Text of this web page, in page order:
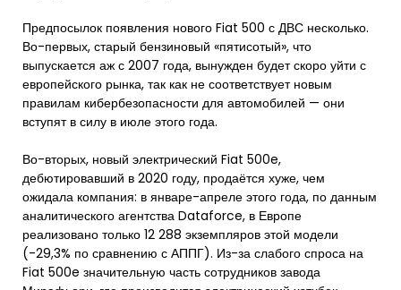
Предпосылок появления нового Fiat 500 с ДВС несколько.
Во-первых, старый бензиновый «пятисотый», что
выпускается аж с 2007 года, вынужден будет скоро уйти с
европейского рынка, так как не соответствует новым
правилам кибербезопасности для автомобилей — они
вступят в силу в июле этого года.
Во-вторых, новый электрический Fiat 500e,
дебютировавший в 2020 году, продаётся хуже, чем
ожидала компания: в январе-апреле этого года, по данным
аналитического агентства Dataforce, в Европе
реализовано только 12 288 экземпляров этой модели
(-29,3% по сравнению с АППГ). Из-за слабого спроса на
Fiat 500e значительную часть сотрудников завода